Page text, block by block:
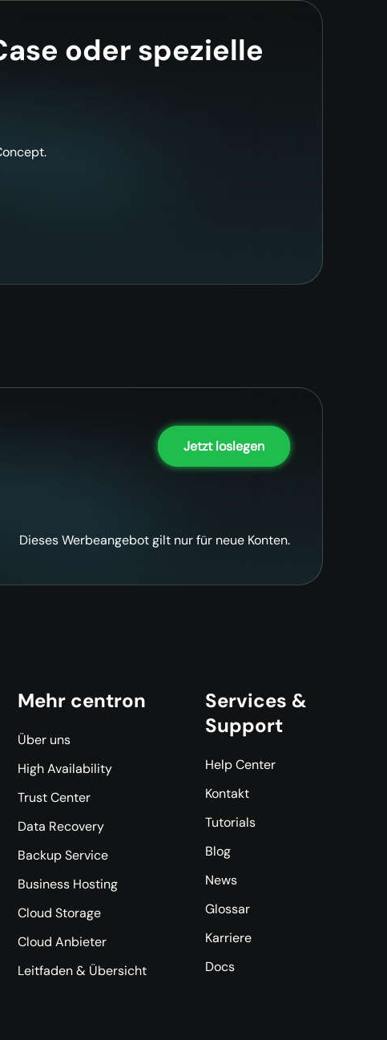
oder spezielle
Jetzt loslegen
Dieses Werbeangebot gilt nur für neue Konten.
Mehr centron
Über uns
High Availability
Trust Center
Data Recovery
Backup Service
Business Hosting
Cloud Storage
Cloud Anbieter
Leitfaden & Übersicht
Services &
Support
Help Center
Kontakt
Tutorials
Blog
News
Glossar
Karriere
Docs